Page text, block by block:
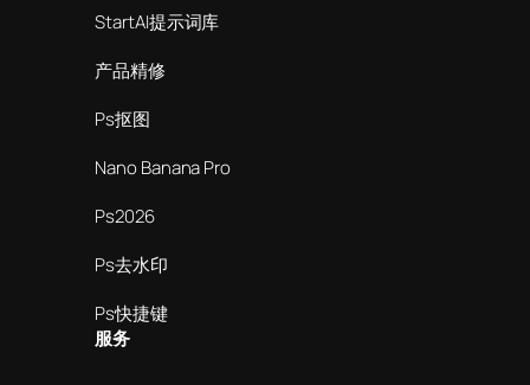
StartAI提示词库
产品精修
Ps抠图
Nano Banana Pro
Ps2026
Ps去水印
Ps快捷键
服务